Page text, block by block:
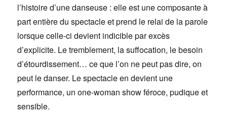
l’histoire d’une danseuse : elle est une composante à
part entière du spectacle et prend le relai de la parole
lorsque celle-ci devient indicible par excès
d’explicite. Le tremblement, la suffocation, le besoin
d’étourdissement… ce que l’on ne peut pas dire, on
peut le danser. Le spectacle en devient une
performance, un one-woman show féroce, pudique et
sensible.